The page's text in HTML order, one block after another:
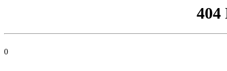
404
0